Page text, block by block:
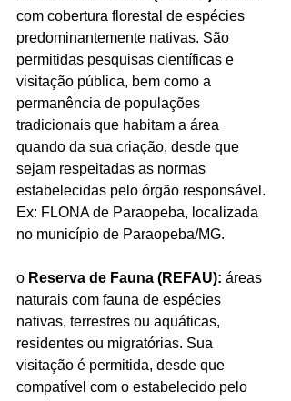
com cobertura florestal de espécies
predominantemente nativas. São
permitidas pesquisas científicas e
visitação pública, bem como a
permanência de populações
tradicionais que habitam a área
quando da sua criação, desde que
sejam respeitadas as normas
estabelecidas pelo órgão responsável.
Ex: FLONA de Paraopeba, localizada
no município de Paraopeba/MG.
o Reserva de Fauna (REFAU): áreas
naturais com fauna de espécies
nativas, terrestres ou aquáticas,
residentes ou migratórias. Sua
visitação é permitida, desde que
compatível com o estabelecido pelo